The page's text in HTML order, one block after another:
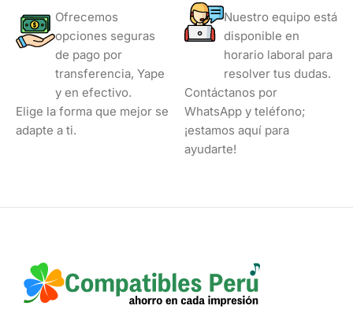
Ofrecemos
opciones seguras
de pago por
transferencia, Yape
y en efectivo.
Elige la forma que mejor se
adapte a ti.
Nuestro equipo está
disponible en
horario laboral para
resolver tus dudas.
Contáctanos por
WhatsApp y teléfono;
¡estamos aquí para
ayudarte!